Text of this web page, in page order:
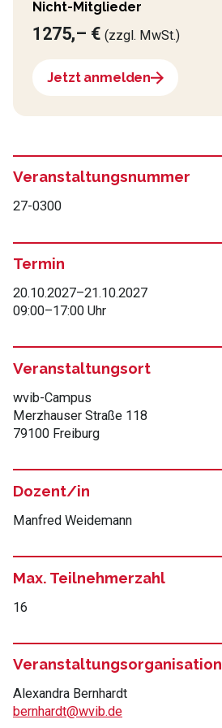
Nicht-Mitglieder
1275,– €(zzgl. MwSt.)
Jetzt anmelden
Veranstaltungsnummer
27-0300
Termin
20.10.2027–21.10.2027
09:00–17:00 Uhr
Veranstaltungsort
wvib-Campus
Merzhauser Straße 118
79100 Freiburg
Dozent/in
Manfred Weidemann
Max. Teilnehmerzahl
16
Veranstaltungsorganisation
Alexandra Bernhardt
bernhardt@wvib.de